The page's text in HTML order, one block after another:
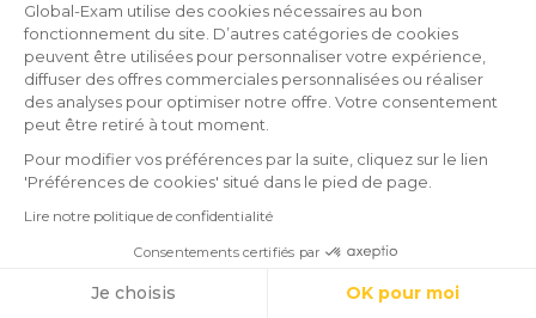
Comparatif : microlearning,
mobile learning et adaptive
learning
E-learning et blended-learning
Global-Exam utilise des cookies nécessaires au bon
fonctionnement du site. D’autres catégories de cookies
peuvent être utilisées pour personnaliser votre expérience,
diffuser des offres commerciales personnalisées ou réaliser
des analyses pour optimiser notre offre. Votre consentement
peut être retiré à tout moment.
Pour modifier vos préférences par la suite, cliquez sur le lien
'Préférences de cookies' situé dans le pied de page.
Lire notre politique de confidentialité
Consentements certifiés par
Je choisis OK pour moi
Cookies